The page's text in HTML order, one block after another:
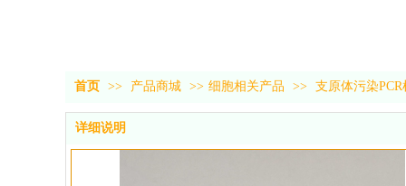
首页 >> 产品商城 >> 细胞相关产品 >> 支原体污染
详细说明